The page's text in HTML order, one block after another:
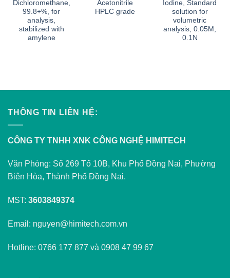
Dichloromethane,
99.8+%, for
analysis,
stabilized with
amylene
Acetonitrile
HPLC grade
Iodine, Standard
solution for
volumetric
analysis, 0.05M,
0.1N
THÔNG TIN LIÊN HỆ:
CÔNG TY TNHH XNK CÔNG NGHỆ HIMITECH
Văn Phòng: Số 269 Tổ 10B, Khu Phố Đồng Nai, Phường
Biên Hòa, Thành Phố Đồng Nai.
MST: 3603849374
Email: nguyen@himitech.com.vn
Hotline: 0766 177 877 và 0908 47 99 67